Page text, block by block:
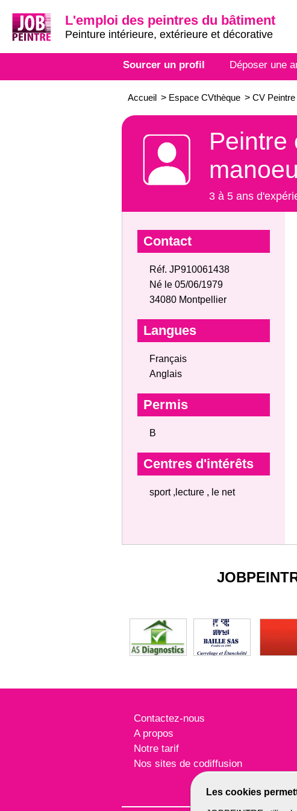
L'emploi des peintres du bâtiment
Peinture intérieure, extérieure et décorative
Sourcer un profil Déposer une
Accueil > Espace CVthèque > CV
Peintre
3 à 5 ans
Contact
Réf. JP910061438
Né le 05/06/1979
34080 Montpellier
Langues
Français
Anglais
Permis
B
Centres d'intérêts
sport ,lecture , le net
Les cookies
Contactez-nous
A propos
Notre tarif
Nos sites de codiffusion